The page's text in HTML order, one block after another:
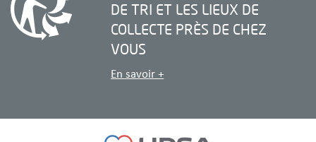
DE TRI ET LES LIEUX DE
COLLECTE PRÈS DE CHEZ
VOUS
En savoir +